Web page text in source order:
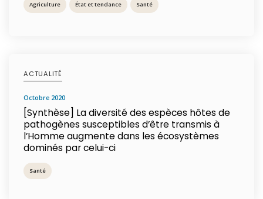
Agriculture État et tendance Santé
ACTUALITÉ
octobre 2020
[Synthèse] La diversité des espèces hôtes de
pathogènes susceptibles d’être transmis à
l’Homme augmente dans les écosystèmes
dominés par celui-ci
Santé